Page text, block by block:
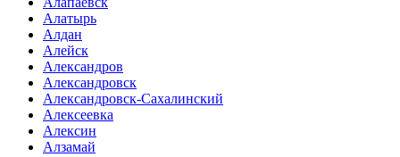
Алатырь
Алдан
Алейск
Александров
Александровск
Александровск-Сахалинский
Алексеевка
Алексин
Алзамай